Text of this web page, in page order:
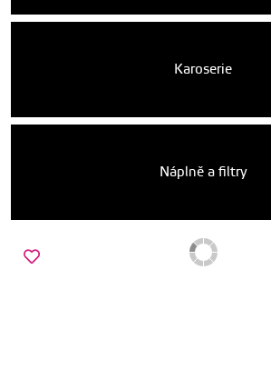
Karoserie
Náplně a filtry